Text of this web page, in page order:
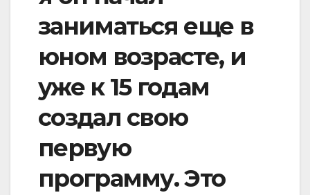
заниматься еще в
юном возрасте, и
уже к 15 годам
создал свою
первую
программу. Это